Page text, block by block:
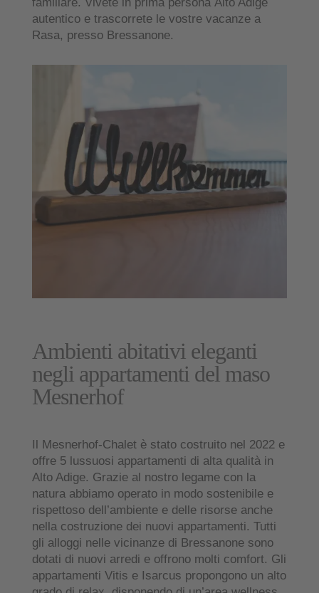
autentico e trascorrete le vostre vacanze a
Rasa, presso Bressanone.
Ambienti abitativi eleganti
negli appartamenti del maso
Mesnerhof
Il Mesnerhof-Chalet è stato costruito nel 2022 e
offre 5 lussuosi appartamenti di alta qualità in
Alto Adige. Grazie al nostro legame con la
natura abbiamo operato in modo sostenibile e
rispettoso dell’ambiente e delle risorse anche
nella costruzione dei nuovi appartamenti. Tutti
gli alloggi nelle vicinanze di Bressanone sono
dotati di nuovi arredi e offrono molti comfort. Gli
appartamenti Vitis e Isarcus propongono un alto